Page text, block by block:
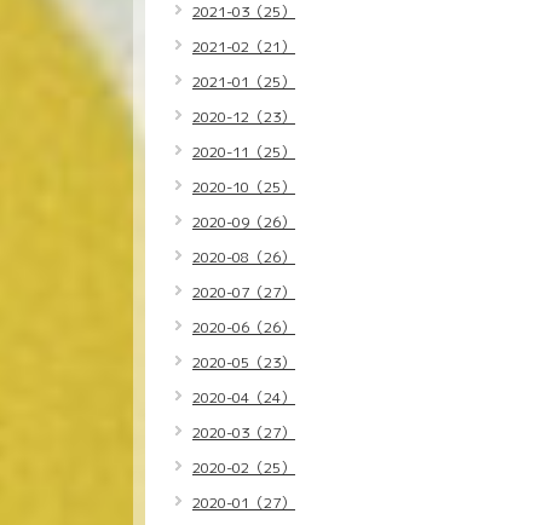
2021-03（25）
2021-02（21）
2021-01（25）
2020-12（23）
2020-11（25）
2020-10（25）
2020-09（26）
2020-08（26）
2020-07（27）
2020-06（26）
2020-05（23）
2020-04（24）
2020-03（27）
2020-02（25）
2020-01（27）